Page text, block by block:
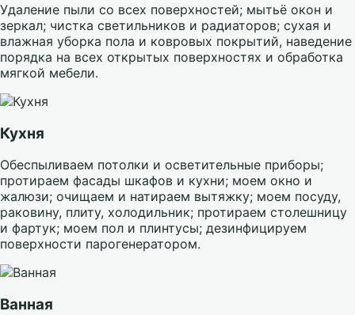
Удаление пыли со всех поверхностей; мытьё окон и
зеркал; чистка светильников и радиаторов; сухая и
влажная уборка пола и ковровых покрытий, наведение
порядка на всех открытых поверхностях и обработка
мягкой мебели.
Кухня
Обеспыливаем потолки и осветительные приборы;
протираем фасады шкафов и кухни; моем окно и
жалюзи; очищаем и натираем вытяжку; моем посуду,
раковину, плиту, холодильник; протираем столешницу
и фартук; моем пол и плинтусы; дезинфицируем
поверхности парогенератором.
Ванная